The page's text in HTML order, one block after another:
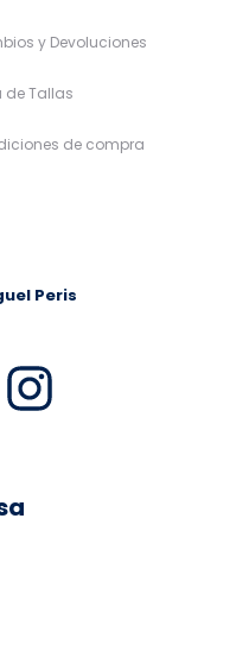
y Devoluciones
de Tallas
de compra
Peris